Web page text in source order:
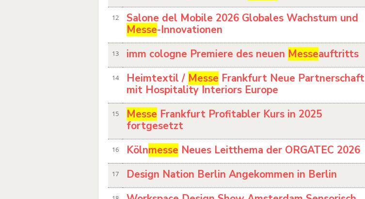
12
Salone del Mobile 2026 Globales Wachstum und
Messe-Innovationen
13 imm cologne Premiere des neuen Messeauftritts
14 Heimtextil / Messe Frankfurt Neue Partnerschaft
mit Hospitality Interiors Europe
15 Messe Frankfurt Profitabler Kurs in 2025
fortgesetzt
16 Kölnmesse Neues Leitthema der ORGATEC 2026
17 Design Nation Berlin Angekommen in Berlin